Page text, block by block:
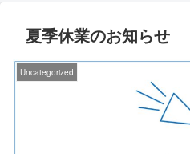
夏季休業のお知らせ
Uncategorized